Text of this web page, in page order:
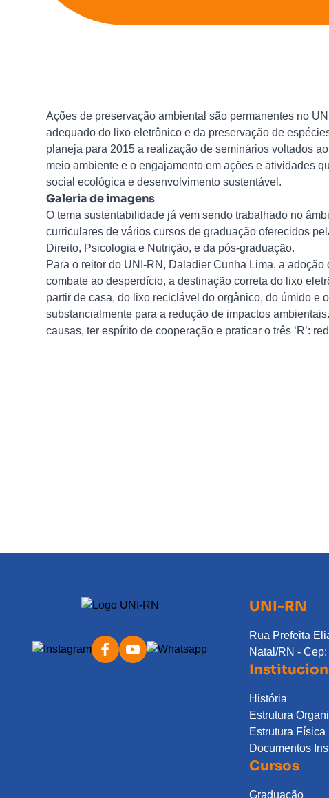
Ações de preservação ambiental são permanentes no
adequado do lixo eletrônico e da preservação de
planeja para 2015 a realização de seminários voltados
meio ambiente e o engajamento em ações e atividades
social ecológica e desenvolvimento sustentável.
Galeria de imagens
O tema sustentabilidade já vem sendo trabalhado no
curriculares de vários cursos de graduação oferecidos
Direito, Psicologia e Nutrição, e da pós-graduação.
Para o reitor do UNI-RN, Daladier Cunha Lima, a
combate ao desperdício, a destinação correta do lixo
partir de casa, do lixo reciclável do orgânico, do úmido e
substancialmente para a redução de impactos
causas, ter espírito de cooperação e praticar o três ‘R’:
UNI-RN
Rua Prefeita
Natal/RN -
História
Estrutura
Estrutura Física
Documentos
Cursos
Graduação